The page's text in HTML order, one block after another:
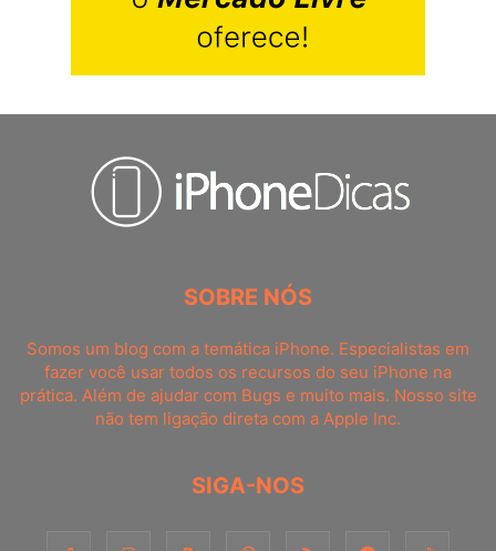
SOBRE NÓS
Somos um blog com a temática iPhone. Especialistas em
fazer você usar todos os recursos do seu iPhone na
prática. Além de ajudar com Bugs e muito mais. Nosso site
não tem ligação direta com a Apple Inc.
SIGA-NOS